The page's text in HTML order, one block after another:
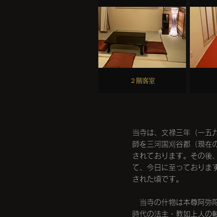
​２階客室
当寺は、文禄三年（一五
師を三河国刈谷郡（現在
されております。その後
て、今日に至っておりま
された頃です。
当寺の什物は本尊阿弥
時代の法主・教如上人の